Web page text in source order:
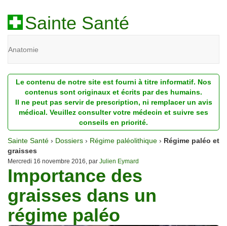
Sainte Santé
Anatomie
Diagnostic
Dossiers
Homéopathie
Nutrition
Pathologie
Psychologie
Recherches
Le contenu de notre site est fourni à titre informatif. Nos
contenus sont originaux et écrits par des humains.
Il ne peut pas servir de prescription, ni remplacer un avis
médical. Veuillez consulter votre médecin et suivre ses
conseils en priorité.
Sainte Santé › Dossiers › Régime paléolithique › Régime paléo et
graisses
Mercredi 16 novembre 2016, par Julien Eymard
Importance des
graisses dans un
régime paléo